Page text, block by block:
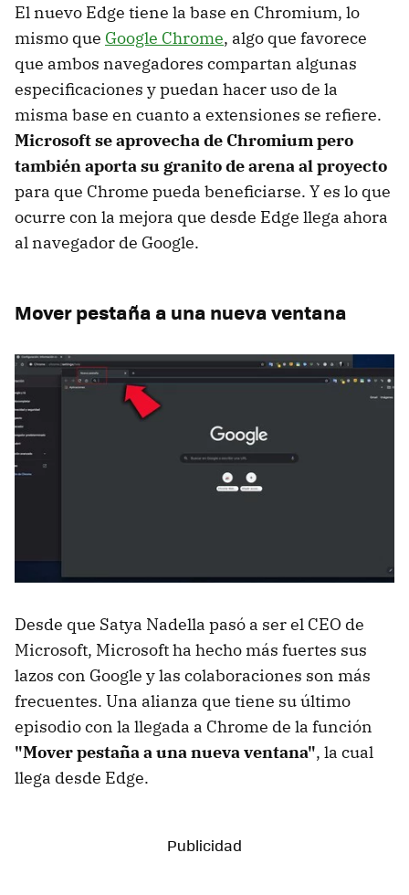
El nuevo Edge tiene la base en Chromium, lo
mismo que Google Chrome, algo que favorece
que ambos navegadores compartan algunas
especificaciones y puedan hacer uso de la
misma base en cuanto a extensiones se refiere.
Microsoft se aprovecha de Chromium pero
también aporta su granito de arena al proyecto
para que Chrome pueda beneficiarse. Y es lo que
ocurre con la mejora que desde Edge llega ahora
al navegador de Google.
Mover pestaña a una nueva ventana
Desde que Satya Nadella pasó a ser el CEO de
Microsoft, Microsoft ha hecho más fuertes sus
lazos con Google y las colaboraciones son más
frecuentes. Una alianza que tiene su último
episodio con la llegada a Chrome de la función
"Mover pestaña a una nueva ventana", la cual
llega desde Edge.